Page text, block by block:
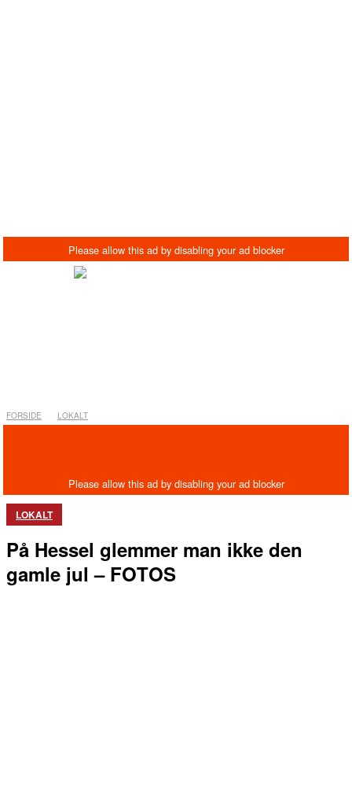
FORSIDE LOKALT
LOKALT
På Hessel glemmer man ikke den
gamle jul – FOTOS